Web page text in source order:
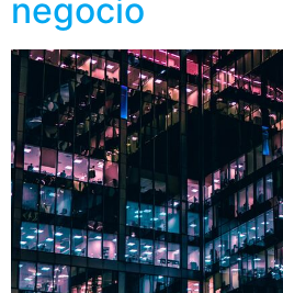
negocio